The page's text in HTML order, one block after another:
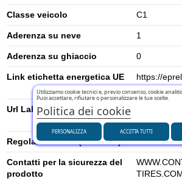
Classe veicolo C1
Aderenza su neve 1
Aderenza su ghiaccio 0
Link etichetta energetica UE
https://
7503
Url Label
https://
m/eulabel/
Regolamento UE (2020/740) 2020/740
Contatti per la sicurezza del
prodotto
Utilizziamo cookie tecnici e, previo consenso, cookie
Puoi accettare, rifiutare o personalizzare le tue scelte.
Politica dei cookie
PERSONALIZZA ACCETTA TUTTI